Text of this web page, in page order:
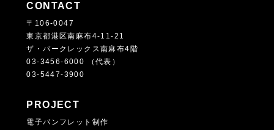
CONTACT
〒106-0047
東京都港区南麻布4-11-21
ザ・パークレックス南麻布4階
03-3456-6000 （代表）
03-5447-3900
PROJECT
電子パンフレット制作